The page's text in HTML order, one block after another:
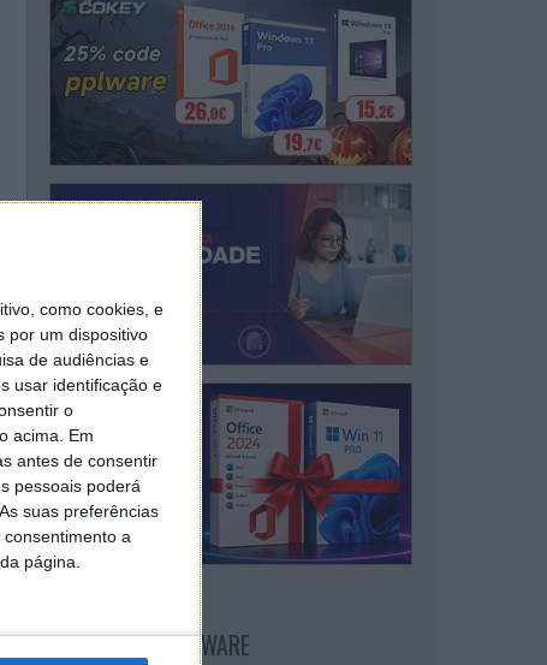
como cookies, e
por um dispositivo
de audiências e
usar identificação e
o
acima. Em
antes de consentir
pessoais poderá
suas preferências
a
página.
NEWSLETTER PPLWARE